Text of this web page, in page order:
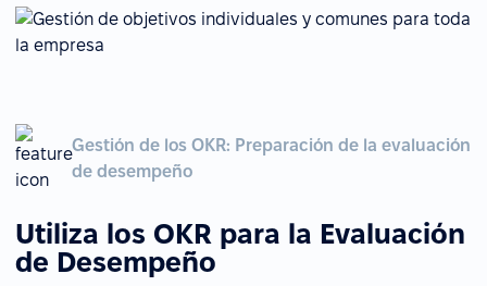
Gestión de los OKR: Preparación de la evaluación
de desempeño
Utiliza los OKR para la Evaluación
de Desempeño